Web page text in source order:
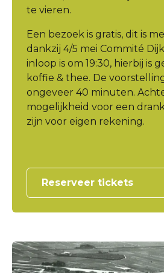
te vieren.
Een bezoek is gratis, dit is
dankzij 4/5 mei Commité
inloop is om 19:30, hierbij is
koffie & thee. De
ongeveer 40 minuten.
mogelijkheid voor een
zijn voor eigen rekening.
Reserveer tickets